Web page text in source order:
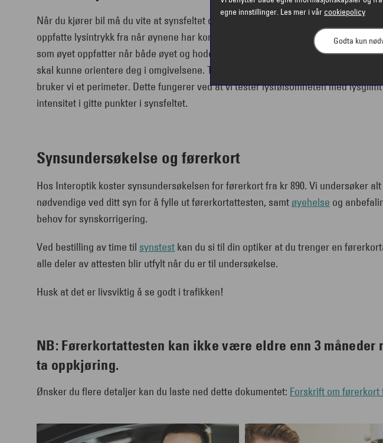
Når du kjører bil må du vite at synsfeltet ditt er inntakt. Synsfeltet er området som
oppfatte lysintrykk fra når øynene har konstant blikkretning. Det vil si den delen
som øyet oppfatter når både øyet og hodet holdes i ro. Et intakt synsfelt er
skal kunne orientere deg i omgivelsene. Til å måle størrelsen og følsomheten på
bruker vi et perimeter. Dette fungerer ved at vi tester lysfølsomheten med
intensitet i gitte punkter i synsfeltet.
Synsundersøkelse og førerkort
Hos Interoptik koster synsundersøkelsen for førerkort fra kr 890. Vi undersøker
nødvendige ved ditt syn for å fylle ut førerkortattesten, samt øyehelse og
behov for synskorrigering.
Ved bestilling av time til synstest kan du si til din optiker at du trenger en
alle deler av attesten blir utfylt når du er til undersøkelse.
Husk at det er livsviktig å se godt i trafikken!
NB: Førerkortattesten kan ikke være eldre enn 3 måneder
ta oppkjøring.
Ønsker du flere detaljer kan du laste ned dette dokumentet: Forskrift om førerkort
egne innstillinger. Les mer i vår cookiepolicy
Godta kun